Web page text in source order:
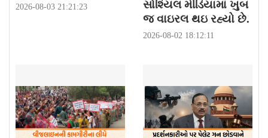
2026-08-03 21:21:23
સોશ્યિલ મીડિયામાં ખુબ
જ વાઇરલ થઇ રહ્યો છે.
2026-08-02 18:12:11